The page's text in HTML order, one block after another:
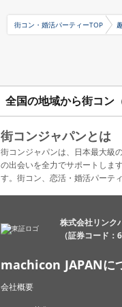
街コン・婚活パーティーTOP
全国の地域から街コン
街コンジャパンとは
街コンジャパンは、日本最大級
の出会いを全力でサポートしま
す。街コン、恋活・婚活パーテ
株式会社リンク
（証券コード：
machicon JAPANに
会社概要